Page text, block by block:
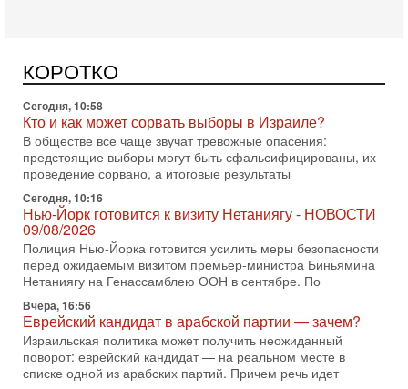
КОРОТКО
Кто и как может сорвать выборы в Израиле?
В обществе все чаще звучат тревожные опасения:
предстоящие выборы могут быть сфальсифицированы, их
проведение сорвано, а итоговые результаты
Сегодня, 10:16
Нью-Йорк готовится к визиту Нетаниягу - НОВОСТИ
09/08/2026
Полиция Нью-Йорка готовится усилить меры безопасности
перед ожидаемым визитом премьер-министра Биньямина
Нетаниягу на Генассамблею ООН в сентябре. По
Вчера, 16:56
Еврейский кандидат в арабской партии — зачем?
Израильская политика может получить неожиданный
поворот: еврейский кандидат — на реальном месте в
списке одной из арабских партий. Причем речь идет
7-08-2026, 16:55
Арабо-еврейская партия изменит всё? Если
появится...